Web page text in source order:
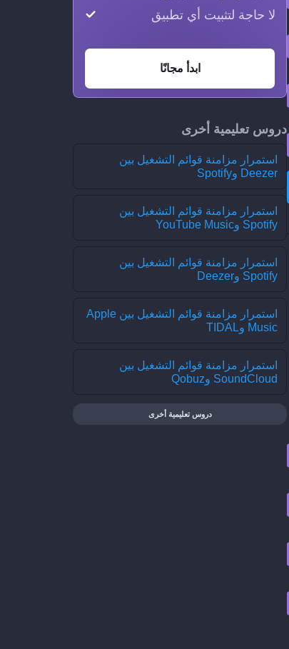
لا حاجة لتثبيت أي تطبيق
ابدأ مجانًا
دروس تعليمية أخرى
استمرار مزامنة قوائم التشغيل بين
Deezer وSpotify
استمرار مزامنة قوائم التشغيل بين
Spotify وYouTube Music
استمرار مزامنة قوائم التشغيل بين
Spotify وDeezer
استمرار مزامنة قوائم التشغيل بين Apple
Music وTIDAL
استمرار مزامنة قوائم التشغيل بين
SoundCloud وQobuz
دروس تعليمية أخرى